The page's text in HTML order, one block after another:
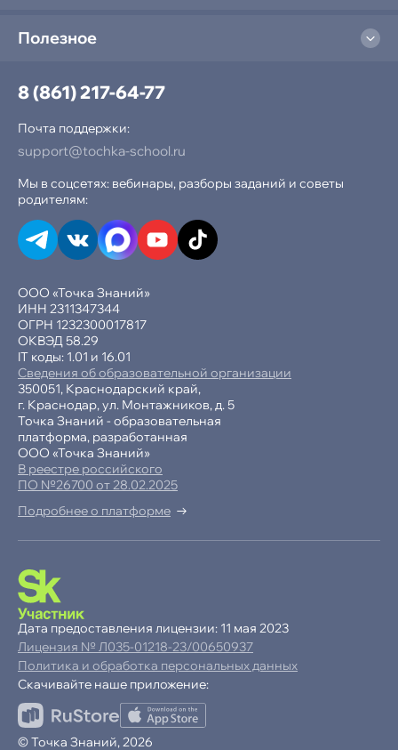
−10% при оплате в рассрочку
Продолжая пользоваться сайтом,
ООО «Точка Знаний»
ИНН 2311347344
ОГРН 1232300017817
ОКВЭД 58.29
IT коды: 1.01 и 16.01
Сведения об образовательной организации
350051, Краснодарский край,
г. Краснодар, ул. Монтажников, д. 5
Точка Знаний - образовательная
платформа, разработанная
ООО «Точка Знаний»
В реестре российского
ПО №26700 от 28.02.2025
Подробнее о платформе
Полезное
8 (861) 217-64-77
Почта поддержки:
support@tochka-school.ru
Мы в соцсетях: вебинары, разборы заданий и советы
родителям:
© Точка Знаний, 2026
Политика и обработка персональных данных
Дата предоставления лицензии: 11 мая 2023
Лицензия № Л035-01218-23/00650937
Скачивайте наше приложение: